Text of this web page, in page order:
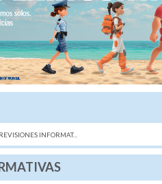
INFORMAT...